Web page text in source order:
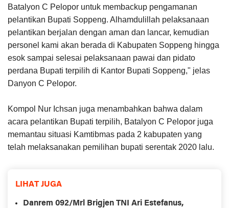
Batalyon C Pelopor untuk membackup pengamanan
pelantikan Bupati Soppeng. Alhamdulillah pelaksanaan
pelantikan berjalan dengan aman dan lancar, kemudian
personel kami akan berada di Kabupaten Soppeng hingga
esok sampai selesai pelaksanaan pawai dan pidato
perdana Bupati terpilih di Kantor Bupati Soppeng," jelas
Danyon C Pelopor.
Kompol Nur Ichsan juga menambahkan bahwa dalam
acara pelantikan Bupati terpilih, Batalyon C Pelopor juga
memantau situasi Kamtibmas pada 2 kabupaten yang
telah melaksanakan pemilihan bupati serentak 2020 lalu.
LIHAT JUGA
Danrem 092/Mrl Brigjen TNI Ari Estefanus,